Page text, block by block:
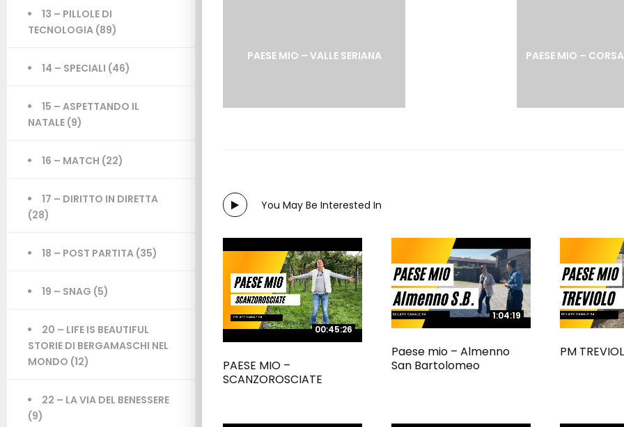
13 – PILLOLE DI
TECNOLOGIA (89)
14 – SPECIALI (46)
15 – ASPETTANDO IL
NATALE (9)
16 – MATCH (22)
17 – DIRITTO IN DIRETTA
(28)
18 – POST PARTITA (35)
19 – SNAG (5)
20 – LIFE IS BEAUTIFUL
STORIE DI BERGAMASCHI NEL
MONDO (12)
22 – LA VIA DEL BENESSERE
(9)
PAESE MIO – VALLE SERIANA
You May Be Interested In
00:45:26
00:45:26
PAESE MIO –
SCANZOROSCIATE
1:04:19
1:04:19
Paese mio – Almenno
San Bartolomeo
PM